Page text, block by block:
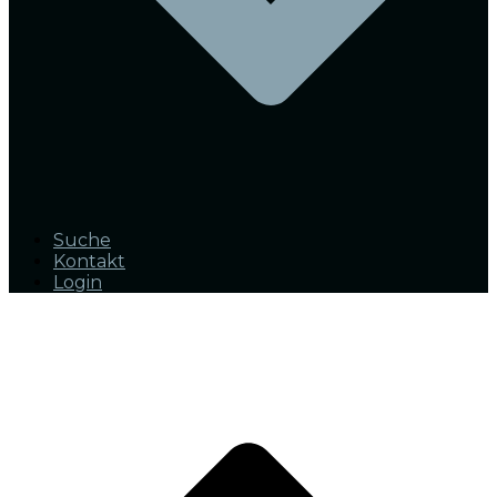
Suche
Kontakt
Login